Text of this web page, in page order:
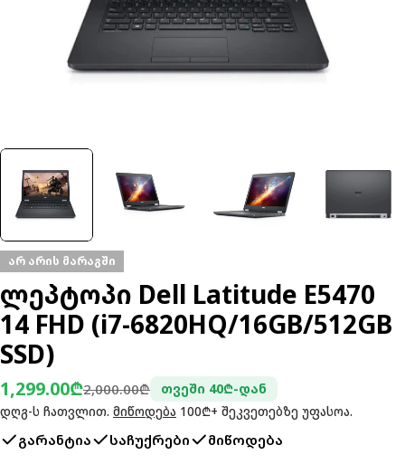
არ არის მარაგში
ლეპტოპი Dell Latitude E5470
14 FHD (i7-6820HQ/16GB/512GB
SSD)
ფასდაკლებული
ფასი
1,299.00₾
ჩვეულებრივი
ფასი
2,000.00₾ თვეში 40₾-დან
დღგ-ს ჩათვლით. მიწოდება 100₾+ შეკვეთებზე უფასოა.
გარანტია საჩუქრები მიწოდება